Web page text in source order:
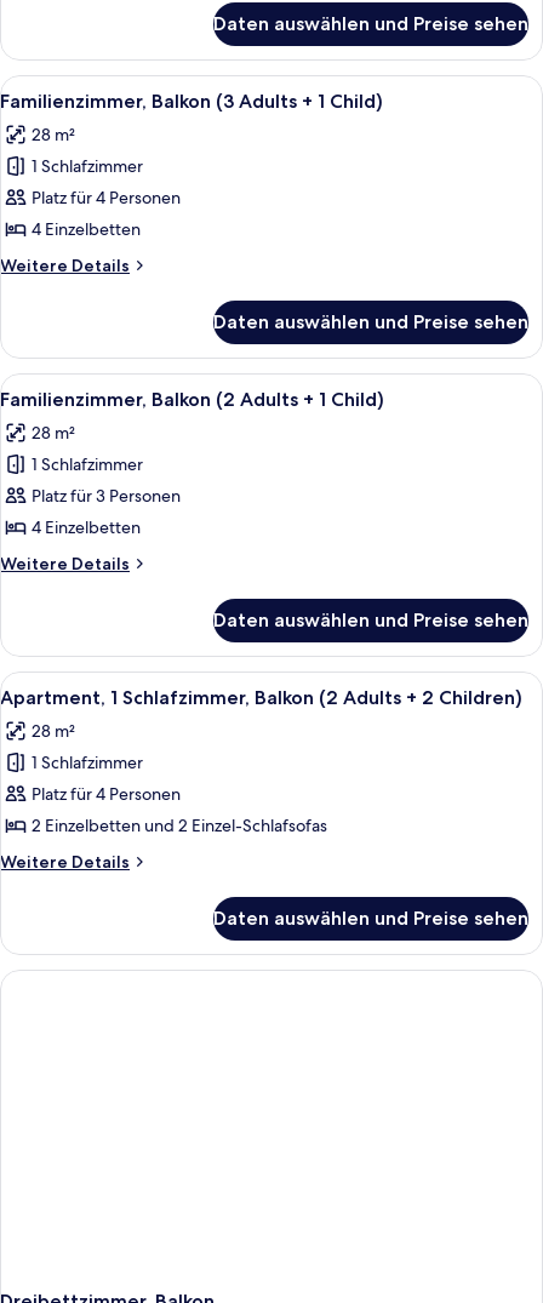
Children)
anzeigen
Balkon
(2
Adults
2
Children)
Daten auswählen und Preise sehen
Alle
Fotos
für
Familienzimmer,
Balkon
(3
Adults
+
Child)
anzeigen
Kostenlose Babybetten, WLAN,
7
Familienzimmer, Balkon (3 Adults + 1 Child)
28 m²
1 Schlafzimmer
Platz für 4 Personen
4 Einzelbetten
Weitere Details
Weitere
Balkon
(3
Adults
Child)
Daten auswählen und Preise sehen
Alle
Fotos
für
Familienzimmer,
Balkon
(2
Adults
+
Child)
anzeigen
Kostenlose Babybetten, WLAN,
7
Familienzimmer, Balkon (2 Adults + 1 Child)
28 m²
1 Schlafzimmer
Platz für 3 Personen
4 Einzelbetten
Weitere Details
Weitere
Balkon
(2
Adults
Child)
Daten auswählen und Preise sehen
Alle
Fotos
für
Apartment,
1
Schlafzimmer,
Balkon
(2
+
Children)
24-Zoll-Fernseher mit Kabelempfang
8
Apartment, 1 Schlafzimmer, Balkon (2 Adults + 2 Children)
28 m²
1 Schlafzimmer
Platz für 4 Personen
2 Einzelbetten und 2 Einzel-Schlafsofas
Weitere Details
Weitere
1
Schlafzimmer,
Balkon
Daten auswählen und Preise sehen